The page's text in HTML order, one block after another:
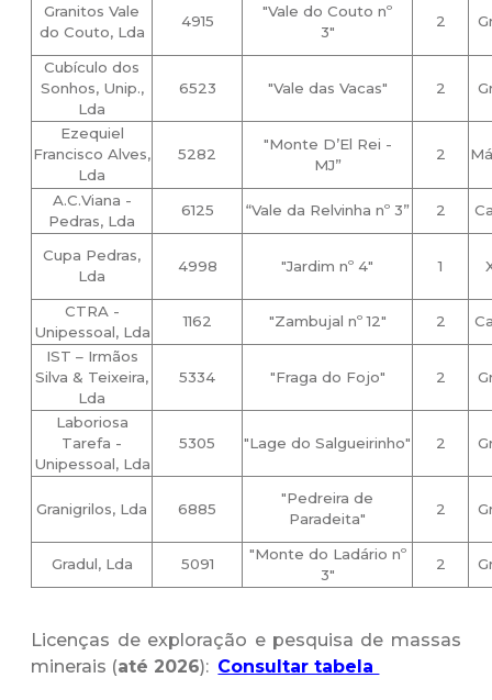
Granitos Vale
do Couto, Lda
4915
"Vale do Couto nº
3"
2
Cubículo dos
Sonhos, Unip.,
Lda
6523 "Vale das Vacas" 2
Ezequiel
Francisco Alves,
Lda
5282
"Monte D’El Rei -
MJ”
2
A.C.Viana -
Pedras, Lda
6125 “Vale da Relvinha nº 3” 2
Cupa Pedras,
Lda
4998 "Jardim nº 4" 1
CTRA -
Unipessoal, Lda
1162 "Zambujal nº 12" 2
IST – Irmãos
Silva & Teixeira,
Lda
5334 "Fraga do Fojo" 2
Laboriosa
Tarefa -
Unipessoal, Lda
5305 "Lage do Salgueirinho" 2
Granigrilos, Lda 6885
"Pedreira de
Paradeita"
2
Gradul, Lda 5091
"Monte do Ladário nº
3"
2
Licenças de exploração e pesquisa de massas
minerais (até 2026): Consultar tabela